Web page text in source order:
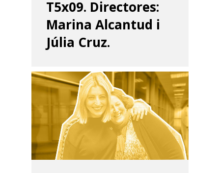
T5x09. Directores:
Marina Alcantud i
Júlia Cruz.